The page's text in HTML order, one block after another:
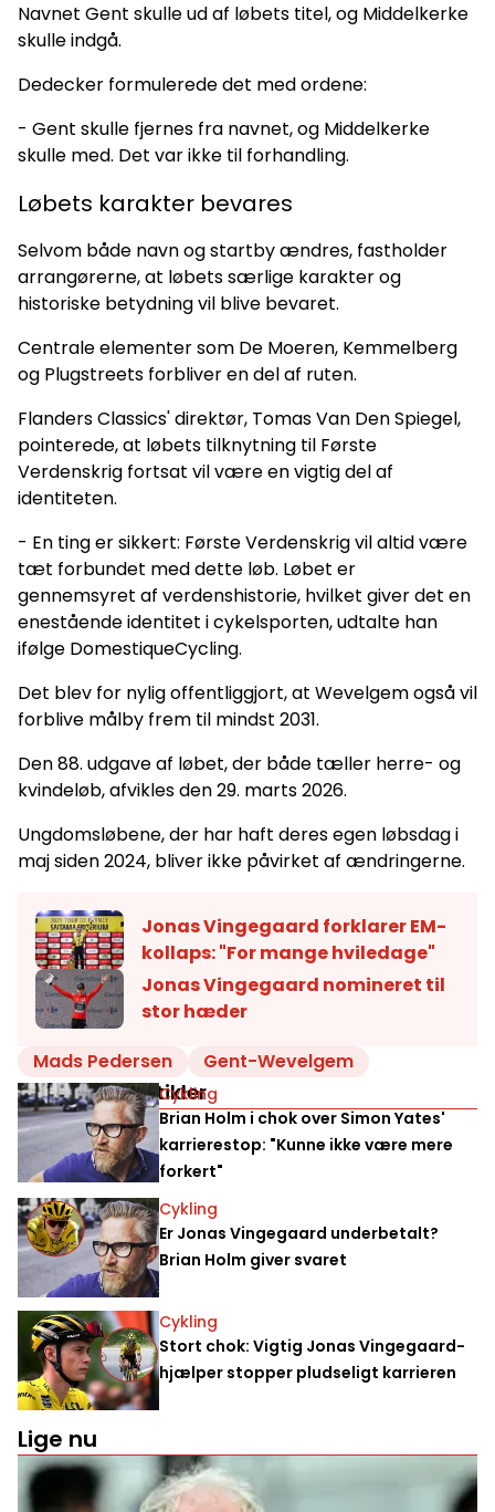
Navnet Gent skulle ud af løbets titel, og Middelkerke
skulle indgå.
Dedecker formulerede det med ordene:
- Gent skulle fjernes fra navnet, og Middelkerke
skulle med. Det var ikke til forhandling.
Løbets karakter bevares
Selvom både navn og startby ændres, fastholder
arrangørerne, at løbets særlige karakter og
historiske betydning vil blive bevaret.
Centrale elementer som De Moeren, Kemmelberg
og Plugstreets forbliver en del af ruten.
Flanders Classics' direktør, Tomas Van Den Spiegel,
pointerede, at løbets tilknytning til Første
Verdenskrig fortsat vil være en vigtig del af
identiteten.
- En ting er sikkert: Første Verdenskrig vil altid være
tæt forbundet med dette løb. Løbet er
gennemsyret af verdenshistorie, hvilket giver det en
enestående identitet i cykelsporten, udtalte han
ifølge DomestiqueCycling.
Det blev for nylig offentliggjort, at Wevelgem også vil
forblive målby frem til mindst 2031.
Den 88. udgave af løbet, der både tæller herre- og
kvindeløb, afvikles den 29. marts 2026.
Ungdomsløbene, der har haft deres egen løbsdag i
maj siden 2024, bliver ikke påvirket af ændringerne.
Jonas Vingegaard forklarer EM-
kollaps: "For mange hviledage"
Jonas Vingegaard nomineret til
stor hæder
Mads Pedersen
Gent-Wevelgem
Relaterede artikler
Cykling
Brian Holm i chok over Simon Yates'
karrierestop: "Kunne ikke være mere
forkert"
Cykling
Er Jonas Vingegaard underbetalt?
Brian Holm giver svaret
Cykling
Stort chok: Vigtig Jonas Vingegaard-
hjælper stopper pludseligt karrieren
Lige nu